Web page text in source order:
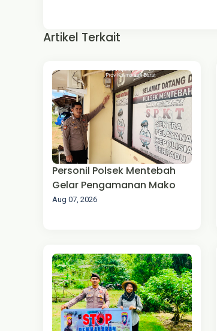
Artikel Terkait
‎Personil Polsek Mentebah
Gelar Pengamanan Mako
Aug 07, 2026